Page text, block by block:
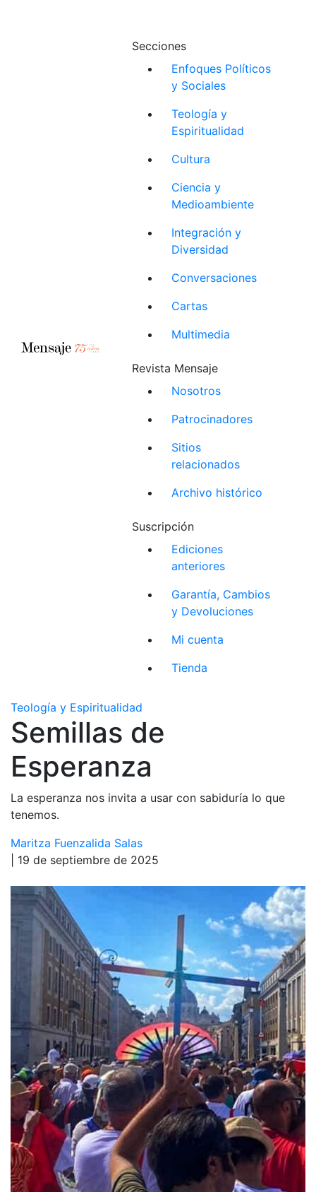
Secciones
Enfoques Políticos
y Sociales
Teología y
Espiritualidad
Cultura
Ciencia y
Medioambiente
Integración y
Diversidad
Conversaciones
Cartas
Multimedia
Revista Mensaje
Nosotros
Patrocinadores
Sitios
relacionados
Archivo histórico
Suscripción
Ediciones
anteriores
Garantía, Cambios
y Devoluciones
Mi cuenta
Tienda
Teología y Espiritualidad
Semillas de
Esperanza
La esperanza nos invita a usar con sabiduría lo que
tenemos.
Maritza Fuenzalida Salas
| 19 de septiembre de 2025